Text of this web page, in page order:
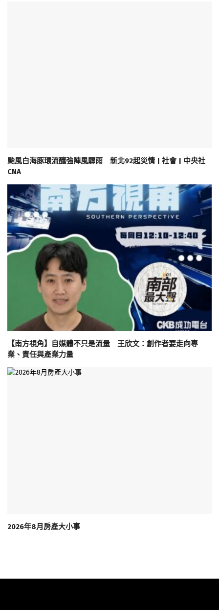
颱風白海豚環流釀強陣風驟雨 新北92起災情 | 社會 | 中央社
CNA
【南方視角】自媒體不只是流量 王欣文：創作者要走向專
業、責任與產業力量
2026年8月房產大小事